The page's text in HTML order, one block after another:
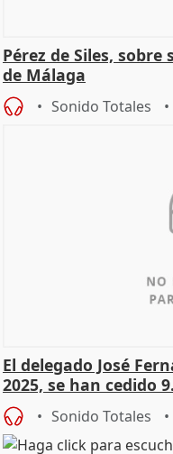
Pérez de Siles,
de Málaga
Sonido Totales
El delegado José
2025, se han cedido
Sonido Totales